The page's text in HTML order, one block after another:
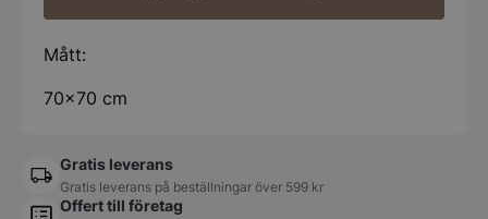
Mått:
70x70 cm
Gratis leverans
Gratis leverans på beställningar över 599 kr
Offert till företag